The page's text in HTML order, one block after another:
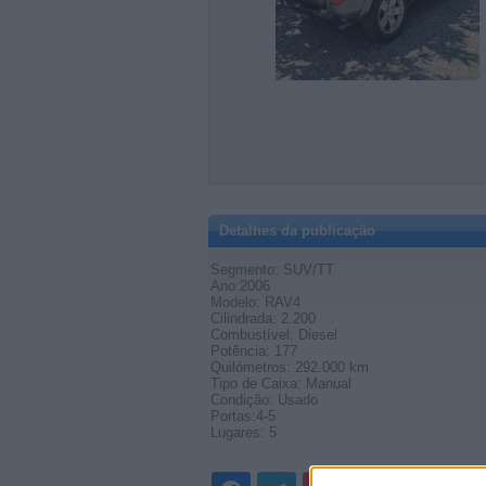
Detalhes da publicação
Segmento: SUV/TT
Ano:2006
Modelo: RAV4
Cilindrada: 2.200
Combustível: Diesel
Potência: 177
Quilómetros: 292.000 km
Tipo de Caixa: Manual
Condição: Usado
Portas:4-5
Lugares: 5